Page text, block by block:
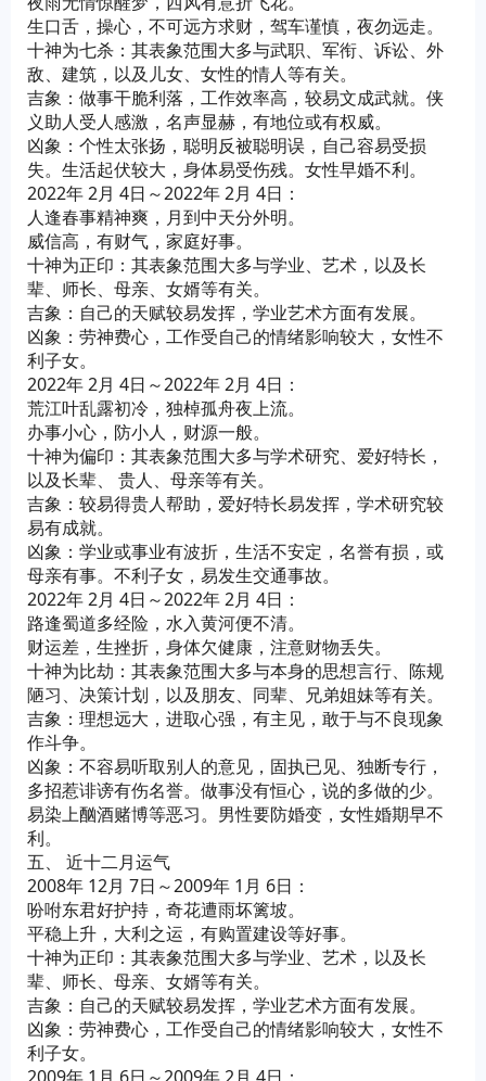
生口舌，操心，不可远方求财，驾车谨慎，夜勿远走。
十神为七杀：其表象范围大多与武职、军衔、诉讼、外
敌、建筑，以及儿女、女性的情人等有关。
吉象：做事干脆利落，工作效率高，较易文成武就。侠
义助人受人感激，名声显赫，有地位或有权威。
凶象：个性太张扬，聪明反被聪明误，自己容易受损
失。生活起伏较大，身体易受伤残。女性早婚不利。
2022年 2月 4日～2022年 2月 4日：
人逢春事精神爽，月到中天分外明。
威信高，有财气，家庭好事。
十神为正印：其表象范围大多与学业、艺术，以及长
辈、师长、母亲、女婿等有关。
吉象：自己的天赋较易发挥，学业艺术方面有发展。
凶象：劳神费心，工作受自己的情绪影响较大，女性不
利子女。
2022年 2月 4日～2022年 2月 4日：
荒江叶乱露初冷，独棹孤舟夜上流。
办事小心，防小人，财源一般。
十神为偏印：其表象范围大多与学术研究、爱好特长，
以及长辈、 贵人、母亲等有关。
吉象：较易得贵人帮助，爱好特长易发挥，学术研究较
易有成就。
凶象：学业或事业有波折，生活不安定，名誉有损，或
母亲有事。不利子女，易发生交通事故。
2022年 2月 4日～2022年 2月 4日：
路逢蜀道多经险，水入黄河便不清。
财运差，生挫折，身体欠健康，注意财物丢失。
十神为比劫：其表象范围大多与本身的思想言行、陈规
陋习、决策计划，以及朋友、同辈、兄弟姐妹等有关。
吉象：理想远大，进取心强，有主见，敢于与不良现象
作斗争。
凶象：不容易听取别人的意见，固执已见、独断专行，
多招惹诽谤有伤名誉。做事没有恒心，说的多做的少。
易染上酗酒赌博等恶习。男性要防婚变，女性婚期早不
利。
五、 近十二月运气
2008年 12月 7日～2009年 1月 6日：
吩咐东君好护持，奇花遭雨坏篱坡。
平稳上升，大利之运，有购置建设等好事。
十神为正印：其表象范围大多与学业、艺术，以及长
辈、师长、母亲、女婿等有关。
吉象：自己的天赋较易发挥，学业艺术方面有发展。
凶象：劳神费心，工作受自己的情绪影响较大，女性不
利子女。